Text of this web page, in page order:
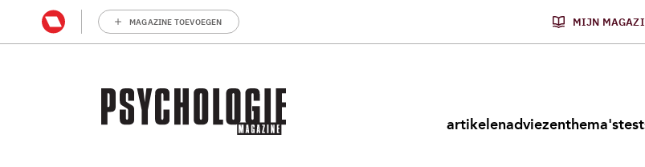
MAGAZINE TOEVOEGEN MIJN
artikelenadviezenthema's